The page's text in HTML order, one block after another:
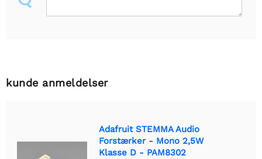
kunde anmeldelser
Adafruit STEMMA Audio
Forstærker - Mono 2,5W
Klasse D - PAM8302